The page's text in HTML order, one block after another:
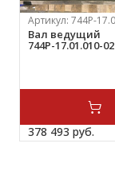
Артикул:744Р-
Вал ведущий
744Р-17.01.010-02
378 493 руб.